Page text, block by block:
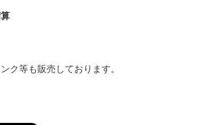
ク等も販売しております。